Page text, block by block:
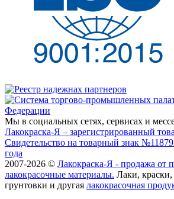
Мы в социальных сетях, сервисах и
Лакокраска-Я – зарегистрированный
Свидетельство на товарный знак
года
2007-2026 © Лакокраска-Я - продажа от
лакокрасочные материалы. Лаки,
грунтовки и другая лакокрасочная